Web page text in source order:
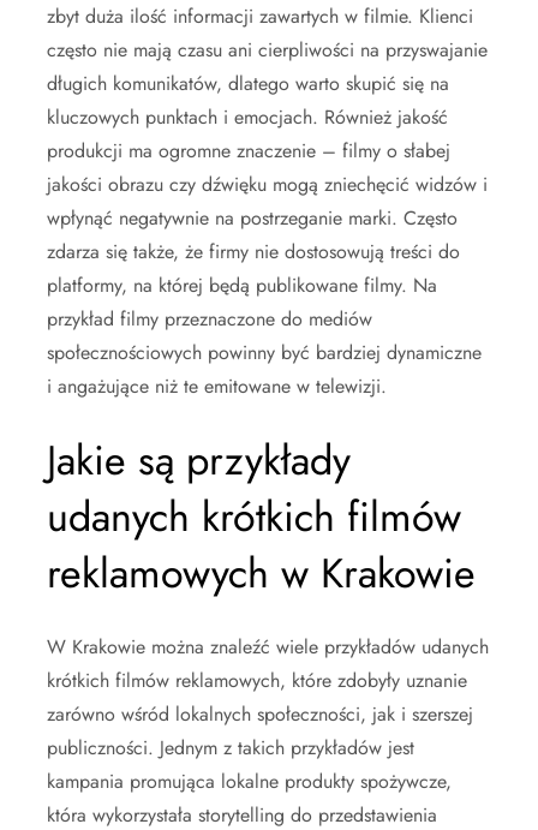
zbyt duża ilość informacji zawartych w filmie. Klienci
często nie mają czasu ani cierpliwości na przyswajanie
długich komunikatów, dlatego warto skupić się na
kluczowych punktach i emocjach. Również jakość
produkcji ma ogromne znaczenie – filmy o słabej
jakości obrazu czy dźwięku mogą zniechęcić widzów i
wpłynąć negatywnie na postrzeganie marki. Często
zdarza się także, że firmy nie dostosowują treści do
platformy, na której będą publikowane filmy. Na
przykład filmy przeznaczone do mediów
społecznościowych powinny być bardziej dynamiczne
i angażujące niż te emitowane w telewizji.
Jakie są przykłady
udanych krótkich filmów
reklamowych w Krakowie
W Krakowie można znaleźć wiele przykładów udanych
krótkich filmów reklamowych, które zdobyły uznanie
zarówno wśród lokalnych społeczności, jak i szerszej
publiczności. Jednym z takich przykładów jest
kampania promująca lokalne produkty spożywcze,
która wykorzystała storytelling do przedstawienia